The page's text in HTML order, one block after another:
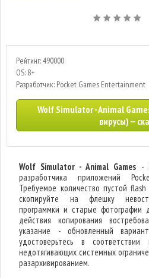
Рейтинг: 490000
OS: 8+
Разработчик: Pocket Games Entertainment
Wolf Simulator - Animal
вирусы) —
Wolf Simulator - Animal Games -
разработчика приложений
Требуемое количество пустой
скопируйте на флешку
программки и старые фотографии
действия копирования
указание - обновленный
удостоверьтесь в
недотягивающих системных
разархивированием.